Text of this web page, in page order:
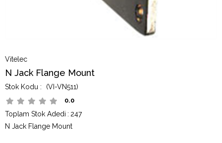
Vitelec
N Jack Flange Mount
(VI-VN511)
0.0
Toplam Stok Adedi : 247
N Jack Flange Mount